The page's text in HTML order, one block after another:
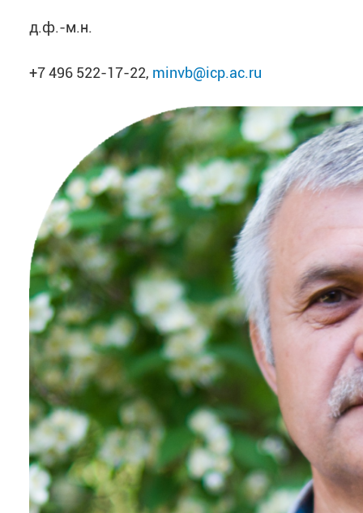
д.ф.-м.н.
+7 496 522-17-22, minvb@icp.ac.ru